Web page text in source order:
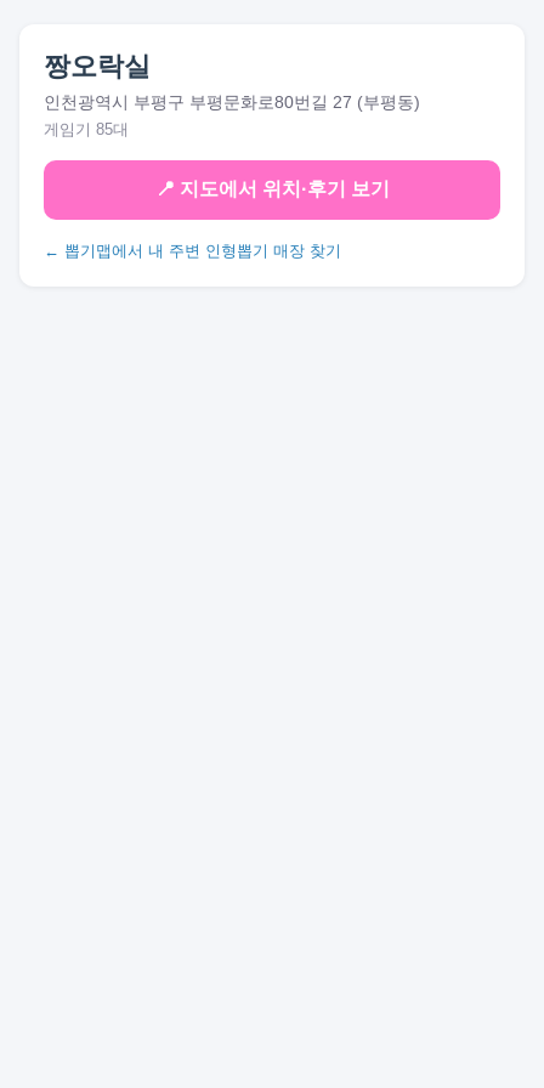
짱오락실
인천광역시 부평구 부평문화로80번길 27 (부평동)
게임기 85대
📍 지도에서 위치·후기 보기
← 뽑기맵에서 내 주변 인형뽑기 매장 찾기